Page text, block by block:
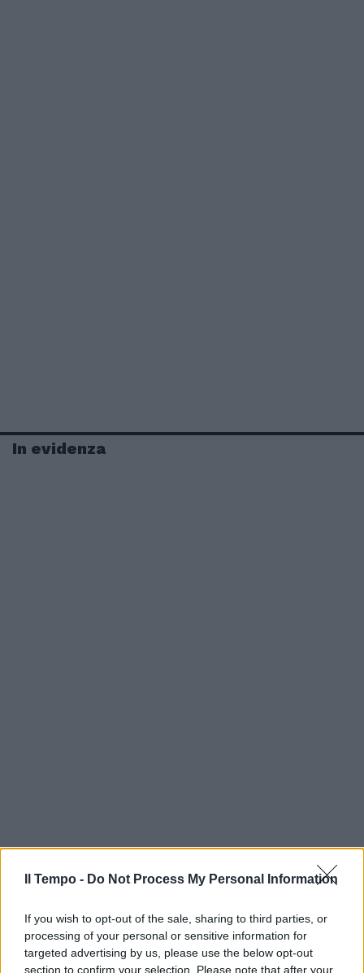
Il Tempo - Do Not Process My Personal Information
If you wish to opt-out of the sale, sharing to third parties, or
processing of your personal or sensitive information for
targeted advertising by us, please use the below opt-out
section to confirm your selection. Please note that after your
In evidenza